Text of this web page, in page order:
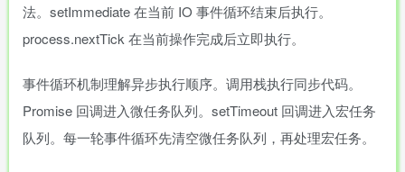
法。setImmediate 在当前 IO 事件循环结束后执行。
process.nextTick 在当前操作完成后立即执行。
事件循环机制理解异步执行顺序。调用栈执行同步代码。
Promise 回调进入微任务队列。setTimeout 回调进入宏任务
队列。每一轮事件循环先清空微任务队列，再处理宏任务。